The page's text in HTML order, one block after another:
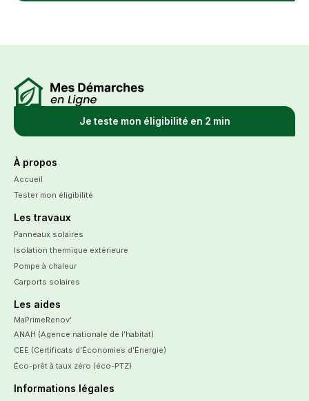
Je teste mon éligibilité en 2 min
À propos
Accueil
Tester mon éligibilité
Les travaux
Panneaux solaires
Isolation thermique extérieure
Pompe à chaleur
Carports solaires
Les aides
MaPrimeRenov’
ANAH (Agence nationale de l’habitat)
CEE (Certificats d’Économies d’Énergie)
Éco-prêt à taux zéro (éco-PTZ)
Informations légales